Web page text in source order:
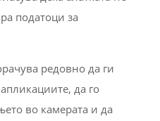
податоци за
редовно да ги
да го
во камерата и да